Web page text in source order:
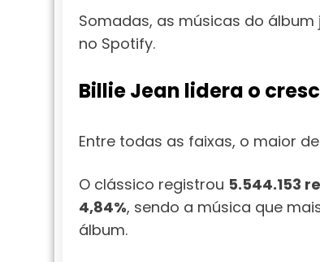
Somadas, as músicas do
no Spotify.
Billie Jean lidera o
Entre todas as faixas, o maior
O clássico registrou 5.544.153
4,84%, sendo a música que
álbum.